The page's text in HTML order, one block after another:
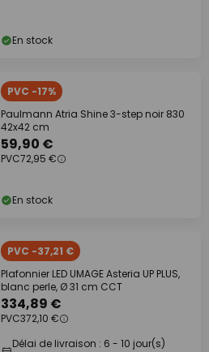
En stock
PVC -17%
Paulmann Atria Shine 3-step noir 830
42x42 cm
59,90 €
PVC72,95 €
En stock
PVC -37,21 €
Plafonnier LED UMAGE Asteria UP PLUS,
blanc perle, Ø 31 cm CCT
334,89 €
PVC372,10 €
Délai de livraison : 6 - 10 jour(s)